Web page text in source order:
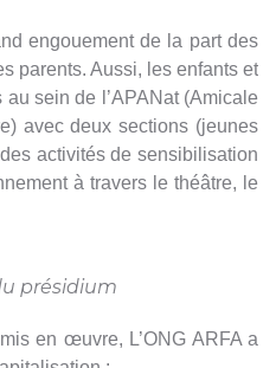
engouement de la part des
parents. Aussi, les enfants et
sein de l’APANat (Amicale
avec deux sections (jeunes
activités de sensibilisation
à travers le théâtre, le
présidium
en œuvre, L’ONG ARFA a